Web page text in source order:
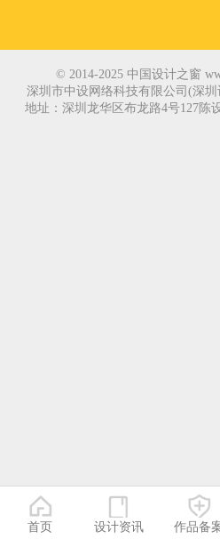
© 2014-2025 中国设计之窗
深圳市中设网络科技有限公司(深
地址：深圳龙华区布龙路4号127陈
首页 设计资讯 作品备